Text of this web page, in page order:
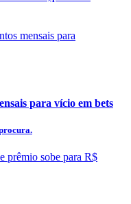
para vício em bets